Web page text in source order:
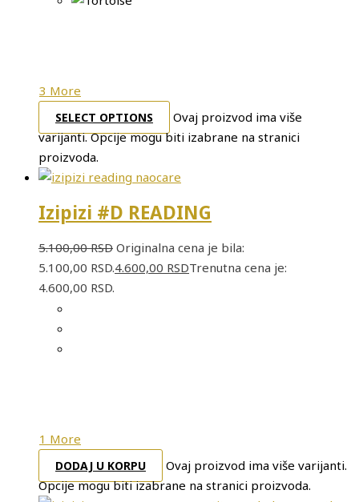
3 More
SELECT OPTIONS
Ovaj proizvod ima više
varijanti. Opcije mogu biti izabrane na stranici
proizvoda.
Izipizi #D READING
5.100,00RSD Originalna cena je bila:
5.100,00 RSD.4.600,00 RSDTrenutna cena je:
4.600,00 RSD.
1 More
DODAJ U KORPU
Ovaj proizvod ima više varijanti.
Opcije mogu biti izabrane na stranici proizvoda.